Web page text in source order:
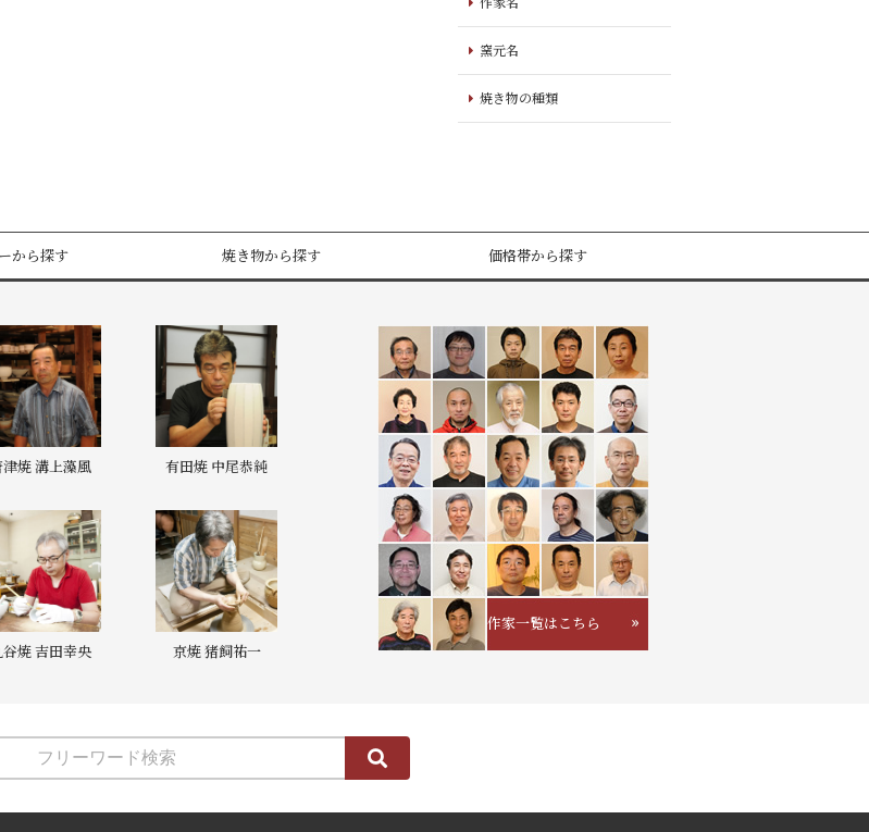
窯元名
焼き物の種類
から探す 焼き物から探す 価格帯から探す
津焼 溝上藻風 有田焼 中尾恭純
谷焼 吉田幸央 京焼 猪飼祐一
作家一覧はこちら